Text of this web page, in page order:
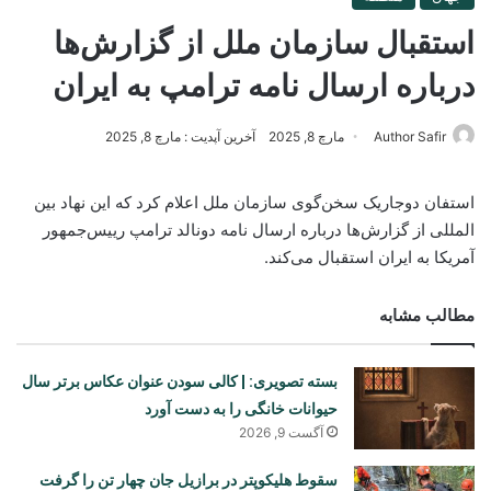
استقبال سازمان ملل از گزارش‌ها
درباره ارسال نامه ترامپ به ایران
Author Safir مارچ 8, 2025 آخرین آپدیت : مارچ 8, 2025
استفان دوجاریک سخن‌گوی سازمان ملل اعلام کرد که این نهاد بین
المللی از گزارش‌ها درباره ارسال نامه دونالد ترامپ رییس‌جمهور
آمریکا به ایران استقبال می‌کند.
مطالب مشابه
بسته تصویری: | کالی سودن عنوان عکاس برتر سال
حیوانات خانگی را به دست آورد
آگست 9, 2026
سقوط هلیکوپتر در برازیل جان چهار تن را گرفت